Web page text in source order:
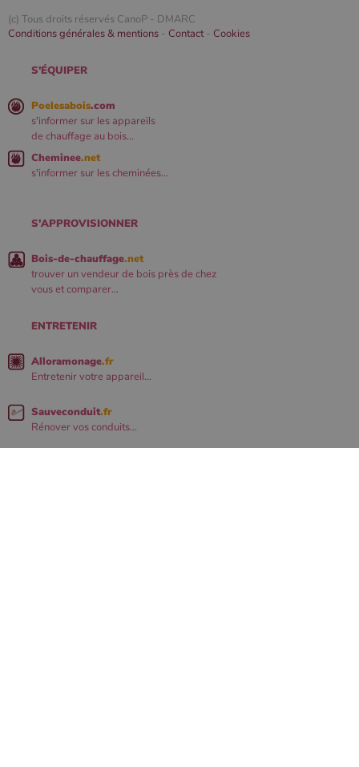
(c) Tous droits réservés CanoP - DMARC
Conditions générales & mentions - Contact- Cookies
S'ÉQUIPER
Poelesabois.com
s'informer sur les appareils
de chauffage au bois...
Cheminee.net
s'informer sur les cheminées...
S'APPROVISIONNER
Bois-de-chauffage.net
trouver un vendeur de bois près de chez
vous et comparer...
ENTRETENIR
Alloramonage.fr
Entretenir votre appareil...
Sauveconduit.fr
Rénover vos conduits...